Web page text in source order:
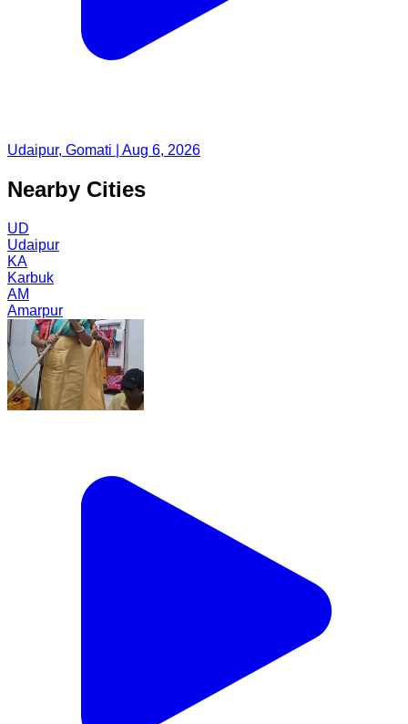
Udaipur, Gomati | Aug 6, 2026
Nearby Cities
UD
Udaipur
KA
Karbuk
AM
Amarpur